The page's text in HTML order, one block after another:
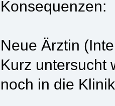
Konsequenzen:
Neue Ärztin
Kurz untersucht
noch in die